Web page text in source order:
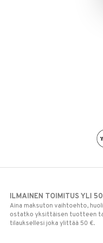
ILMAINEN TOIMITUS YLI
Aina maksuton vaihtoehto,
ostatko yksittäisen tuotteen
tilauksellesi joka ylittää 50 €.